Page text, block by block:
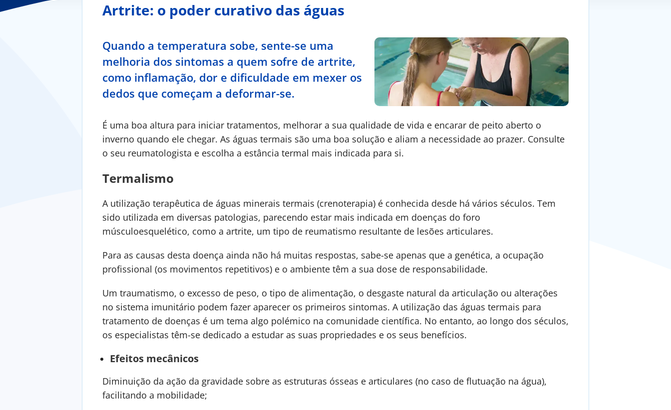
Artrite: o poder curativo das águas
Quando a temperatura sobe, sente-se uma
melhoria dos sintomas a quem sofre de artrite,
como inflamação, dor e dificuldade em mexer os
dedos que começam a deformar-se.
É uma boa altura para iniciar tratamentos, melhorar a sua qualidade de vida e encarar de peito aberto o
inverno quando ele chegar. As águas termais são uma boa solução e aliam a necessidade ao prazer. Consulte
o seu reumatologista e escolha a estância termal mais indicada para si.
Termalismo
A utilização terapêutica de águas minerais termais (crenoterapia) é conhecida desde há vários séculos. Tem
sido utilizada em diversas patologias, parecendo estar mais indicada em doenças do foro
músculoesquelético, como a artrite, um tipo de reumatismo resultante de lesões articulares.
Para as causas desta doença ainda não há muitas respostas, sabe-se apenas que a genética, a ocupação
profissional (os movimentos repetitivos) e o ambiente têm a sua dose de responsabilidade.
Um traumatismo, o excesso de peso, o tipo de alimentação, o desgaste natural da articulação ou alterações
no sistema imunitário podem fazer aparecer os primeiros sintomas. A utilização das águas termais para
tratamento de doenças é um tema algo polémico na comunidade científica. No entanto, ao longo dos séculos,
os especialistas têm-se dedicado a estudar as suas propriedades e os seus benefícios.
Efeitos mecânicos
Diminuição da ação da gravidade sobre as estruturas ósseas e articulares (no caso de flutuação na água),
facilitando a mobilidade;